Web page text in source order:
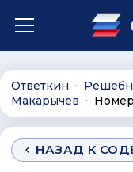
Ответкин ∙
Макарычев ∙
НАЗАД К